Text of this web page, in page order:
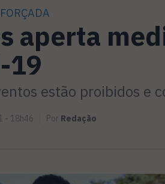
aperta
19
estão proibidos e
- 18h46 Por Redação